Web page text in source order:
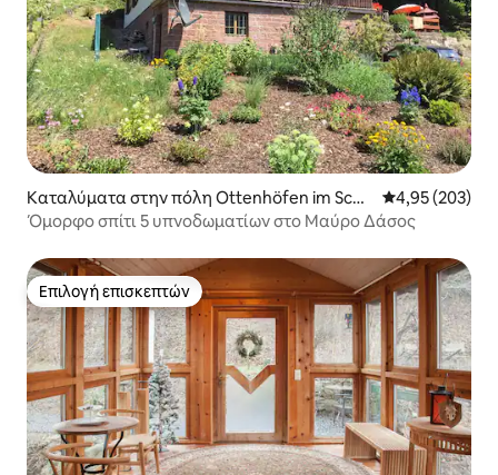
Καταλύματα στην πόλη Ottenhöfen im Sch
warzwald
Μέση
4,95 (203)
Όμορφο σπίτι 5 υπνοδωματίων στο Μαύρο Δάσος
Επιλογή επισκεπτών
Επιλογή επισκεπτών